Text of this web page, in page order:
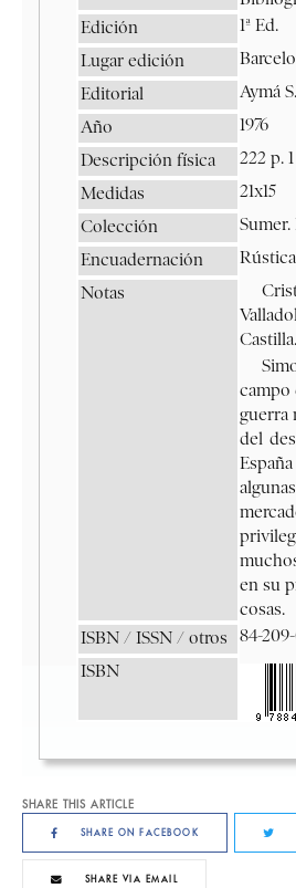
SHARE THIS ARTICLE
SHARE ON FACEBOOK
SHARE VIA EMAIL